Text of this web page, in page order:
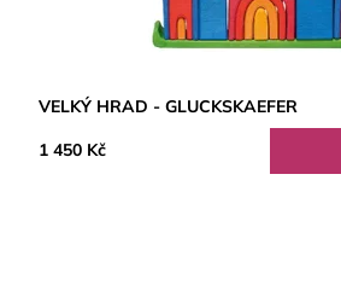
VELKÝ HRAD - GLUCKSKAEFER
1 450 Kč